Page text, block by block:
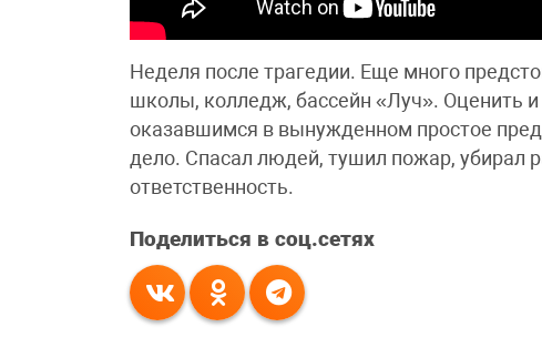
Неделя после трагедии. Еще много
школы, колледж, бассейн «Луч». Оценить
оказавшимся в вынужденном простое
дело. Спасал людей, тушил пожар, убирал
ответственность.
Поделиться в соц.сетях